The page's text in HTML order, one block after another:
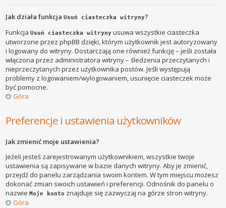
Jak działa funkcjaUsuń ciasteczka witryny?
FunkcjaUsuń ciasteczka witryny usuwa wszystkie ciasteczka
utworzone przez phpBB dzięki, którym użytkownik jest autoryzowany
i logowany do witryny. Dostarczają one również funkcję – jeśli została
włączona przez administratora witryny – śledzenia przeczytanych i
nieprzeczytanych przez użytkownika postów. Jeśli występują
problemy z logowaniem/wylogowaniem, usunięcie ciasteczek może
być pomocne.
Góra
Preferencje i ustawienia użytkowników
Jak zmienić moje ustawienia?
Jeżeli jesteś zarejestrowanym użytkownikiem, wszystkie twoje
ustawienia są zapisywane w bazie danych witryny. Aby je zmienić,
przejdź do panelu zarządzania swoim kontem. W tym miejscu możesz
dokonać zmian swoich ustawień i preferencji. Odnośnik do panelu o
nazwieMoje konto znajduje się zazwyczaj na górze stron witryny.
Góra